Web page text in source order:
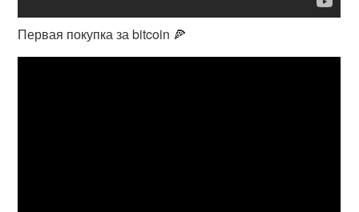
Первая покупка за bitcoin 🍕